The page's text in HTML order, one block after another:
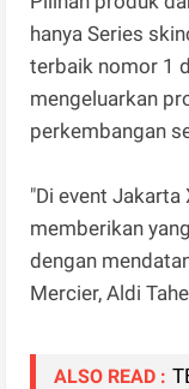
hanya Series
terbaik nomor 1
mengeluarkan
perkembangan
"Di event Jakarta
memberikan
dengan
Mercier, Aldi
ALSO READ :